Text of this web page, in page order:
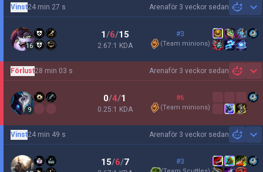
Arenaför 3 veckor sedan
Vinst24 min 27 s
16
1/6/15
2.67:1 KDA
#3
(Team minions)
Arenaför 3 veckor sedan
Förlust28 min 03 s
9
0/4/1
0.25:1 KDA
#6
(Team minions)
Arenaför 3 veckor sedan
Vinst24 min 49 s
15/6/7 #3